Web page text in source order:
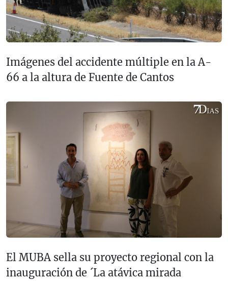
Imágenes del accidente múltiple en la A-
66 a la altura de Fuente de Cantos
El MUBA sella su proyecto regional con la
inauguración de ´La atávica mirada